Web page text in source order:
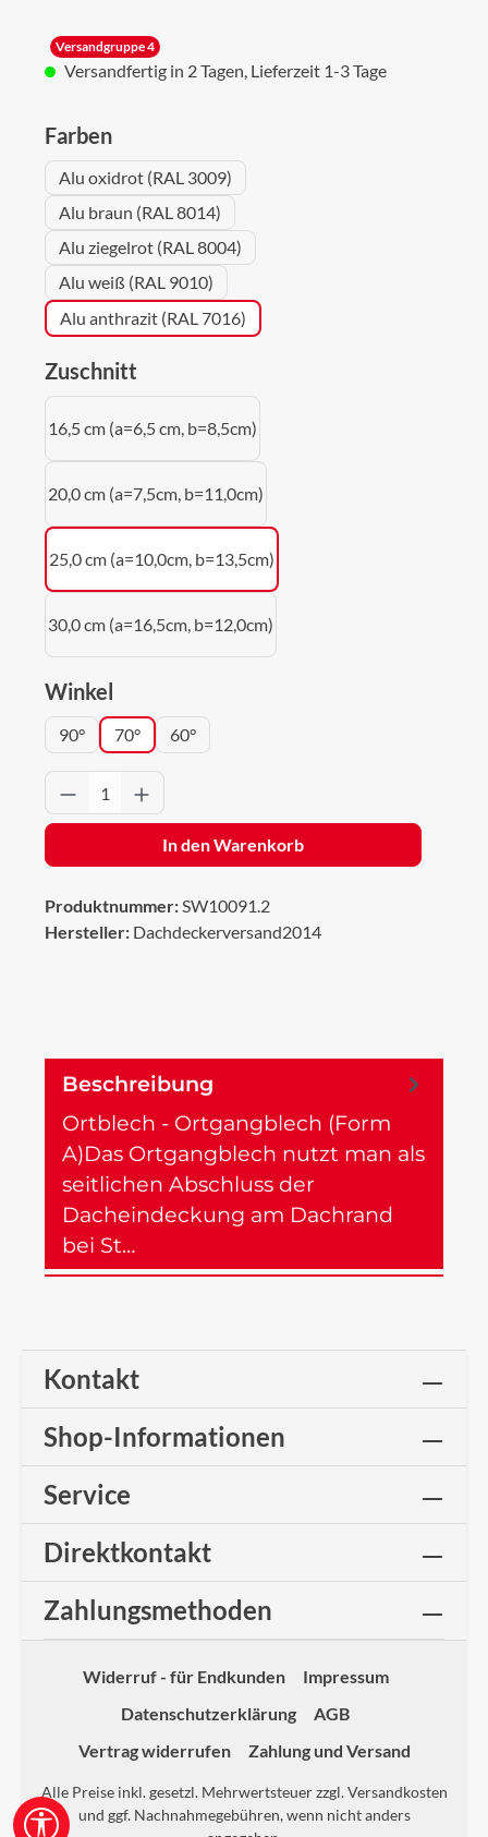
Versandgruppe 4
Versandfertig in 2 Tagen, Lieferzeit 1-3 Tage
Farbenauswählen
Alu oxidrot (RAL 3009)
Alu braun (RAL 8014)
Alu ziegelrot (RAL 8004)
Alu weiß (RAL 9010)
Alu anthrazit (RAL 7016)
Zuschnitt
16,5 cm (a=6,5 cm, b=8,5cm)
20,0 cm (a=7,5cm, b=11,0cm)
25,0 cm (a=10,0cm, b=13,5cm)
30,0 cm (a=16,5cm, b=12,0cm)
Winkel
90° 70° 60°
Produkt Anzahl: Gib den gewünschten
In den Warenkorb
Produktnummer:SW10091.2
Hersteller: Dachdeckerversand2014
Beschreibung
Ortblech - Ortgangblech (Form
A)Das Ortgangblech nutzt man als
seitlichen Abschluss der
Dacheindeckung am Dachrand
bei St…
Kontakt
Shop-Informationen
Service
Direktkontakt
Zahlungsmethoden
Widerruf - für Endkunden
Impressum
Datenschutzerklärung
AGB
Vertrag widerrufen
Zahlung und Versand
Alle Preise inkl. gesetzl. Mehrwertsteuer zzgl.Versandkosten
und ggf. Nachnahmegebühren, wenn nicht anders
Werkzeugleiste anzeigen